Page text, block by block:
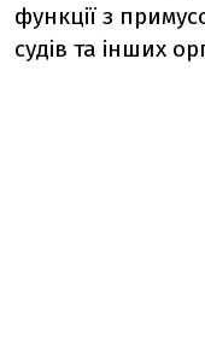
функції з
судів та інших